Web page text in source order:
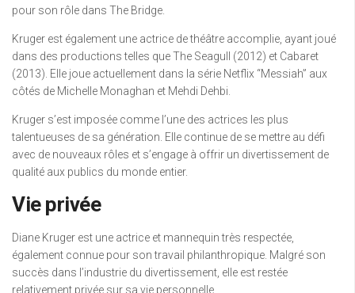
pour son rôle dans The Bridge.
Kruger est également une actrice de théâtre accomplie, ayant joué
dans des productions telles que The Seagull (2012) et Cabaret
(2013). Elle joue actuellement dans la série Netflix “Messiah” aux
côtés de Michelle Monaghan et Mehdi Dehbi.
Kruger s’est imposée comme l’une des actrices les plus
talentueuses de sa génération. Elle continue de se mettre au défi
avec de nouveaux rôles et s’engage à offrir un divertissement de
qualité aux publics du monde entier.
Vie privée
Diane Kruger est une actrice et mannequin très respectée,
également connue pour son travail philanthropique. Malgré son
succès dans l’industrie du divertissement, elle est restée
relativement privée sur sa vie personnelle.